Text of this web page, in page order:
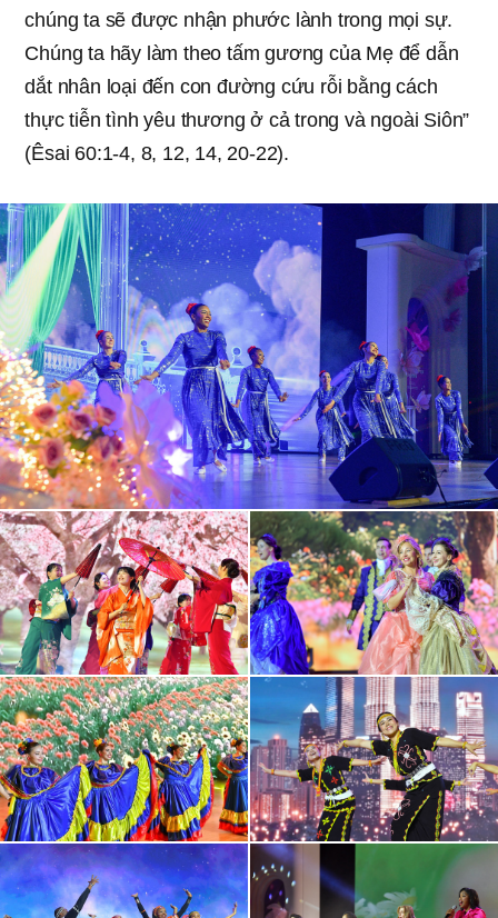
chúng ta sẽ được nhận phước lành trong mọi sự.
Chúng ta hãy làm theo tấm gương của Mẹ để dẫn
dắt nhân loại đến con đường cứu rỗi bằng cách
thực tiễn tình yêu thương ở cả trong và ngoài Siôn”
(Êsai 60:1-4, 8, 12, 14, 20-22).